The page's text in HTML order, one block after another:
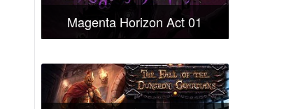
Magenta Horizon Act 01